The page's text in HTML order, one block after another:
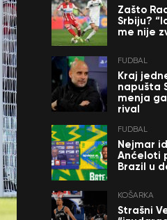
Zašto
Srbiju?
me nije
FUDBAL
Kraj
napušta
menja
rival
FUDBAL
Nejmar
Anćeloti
Brazil u
KOŠARKA
Strašni